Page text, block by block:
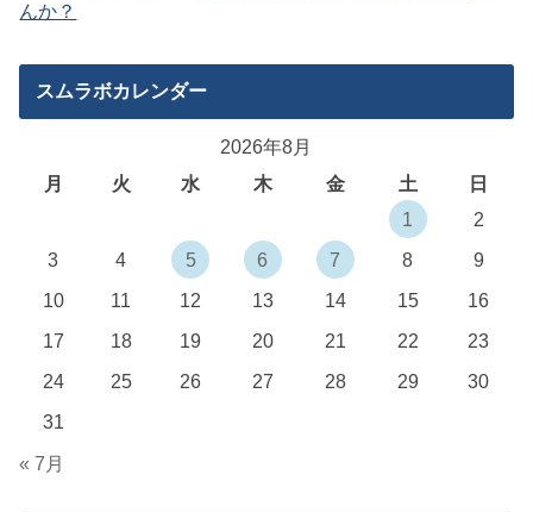
スムラボカレンダー
2026年8月
月
火 水 木 金 土
日
1
2
3
4 5 6 7 8
9
10
11 12 13 14 15
16
17
18 19 20 21 22
23
24
25 26 27 28 29
30
31
« 7月